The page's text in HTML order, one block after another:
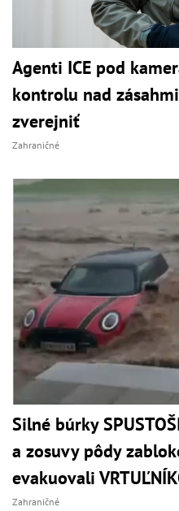
Agenti ICE pod
kontrolu nad
zverejniť
Zahraničné
Silné búrky
a zosuvy pôdy
evakuovali
Zahraničné